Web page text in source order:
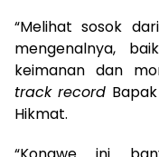
“Melihat sosok
mengenalnya,
keimanan dan
track record
Hikmat.